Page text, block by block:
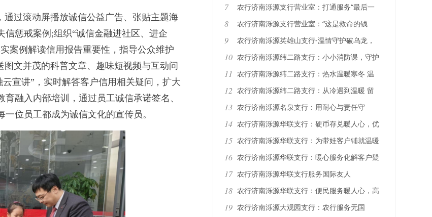
过滚动屏播放诚信公益广告、张贴主题海
惩戒案例;组织“诚信金融进社区、进企
案例解读信用报告重要性，指导公众维护
文并茂的科普文章、趣味短视频与互动问
宣讲”，实时解答客户信用相关疑问，扩大
融入内部培训，通过员工诚信承诺签名、
位员工都成为诚信文化的宣传员。
清——农行客服经理耐心解七旬老人“心头惑”
7
农行济南泺源支行营业室：打通服务“最后一
公里”：农行上门激活社保卡
8
农行济南泺源支行营业室：“这是救命的钱
啊！”——农行员工紧急调整限额助老人缴纳
医药费
9
农行济南泺源英雄山支行-温情守护破乌龙，
助老识破“诈骗”局
10 农行济南泺源纬二路支行：小小消防课，守护
平安娃
11 农行济南泺源纬二路支行：热水温暖寒冬 温
情守护学子
12 农行济南泺源纬二路支行：从冷遇到温暖 留
言簿见证服务初心
13 农行济南泺源名泉支行：用耐心与责任守
护“遗忘的温暖”
14 农行济南泺源华联支行：硬币存兑暖人心，优
质服务显真情
15 农行济南泺源华联支行：为带娃客户铺就温暖
服务路
16 农行济南泺源华联支行：暖心服务化解客户疑
惑
17 农行济南泺源华联支行服务国际友人
18 农行济南泺源华联支行：便民服务暖人心，高
效解忧获赞誉
19 农行济南泺源大观园支行：农行服务无国